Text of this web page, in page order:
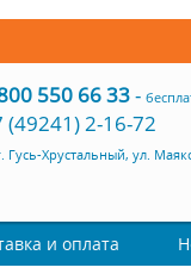
550 66 33-
(49241) 2-16-72
Гусь-Хрустальный, ул.
и оплата